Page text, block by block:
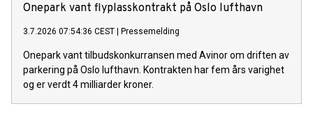
Onepark vant flyplasskontrakt på Oslo lufthavn
3.7.2026 07:54:36 CEST | Pressemelding
Onepark vant tilbudskonkurransen med Avinor om driften av
parkering på Oslo lufthavn. Kontrakten har fem års varighet
og er verdt 4 milliarder kroner.